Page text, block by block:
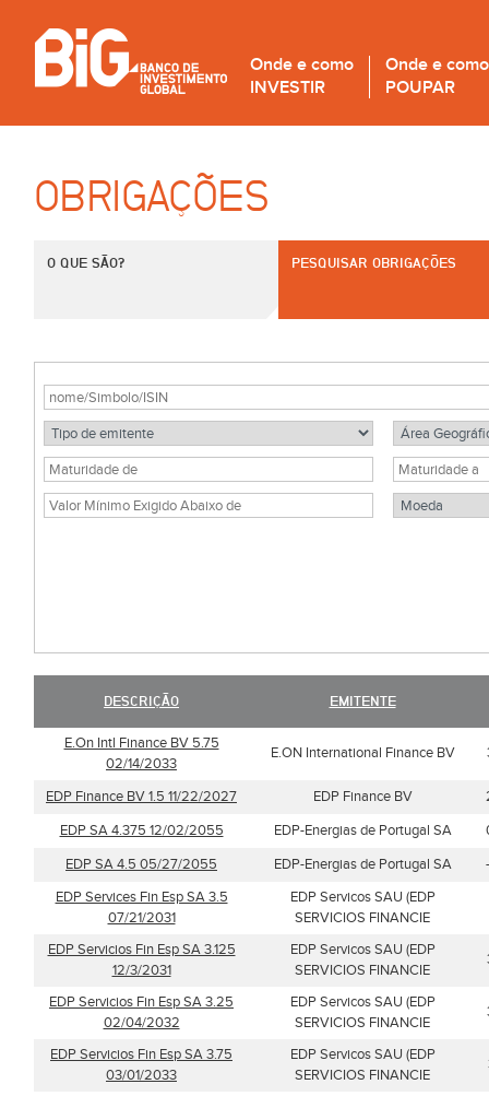
Onde e como
INVESTIR
Onde e como
POUPAR
OBRIGAÇÕES
O QUE SÃO? PESQUISAR OBRIGAÇÕES
DESCRIÇÃO EMITENTE
E.On Intl Finance BV 5.75
02/14/2033
E.ON International Finance BV
EDP Finance BV 1.5 11/22/2027 EDP Finance BV
EDP SA 4.375 12/02/2055
EDP-Energias de Portugal SA
EDP SA 4.5 05/27/2055
EDP-Energias de Portugal SA
EDP Services Fin Esp SA 3.5
07/21/2031
EDP Servicos SAU (EDP
SERVICIOS FINANCIE
EDP Servicios Fin Esp SA 3.125
12/3/2031
EDP Servicos SAU (EDP
SERVICIOS FINANCIE
EDP Servicios Fin Esp SA 3.25
02/04/2032
EDP Servicos SAU (EDP
SERVICIOS FINANCIE
EDP Servicios Fin Esp SA 3.75
03/01/2033
EDP Servicos SAU (EDP
SERVICIOS FINANCIE